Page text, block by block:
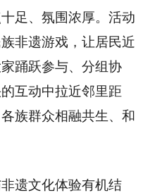
足、氛围浓厚。活动
非遗游戏，让居民近
踊跃参与、分组协
互动中拉近邻里距
族群众相融共生、和
遗文化体验有机结